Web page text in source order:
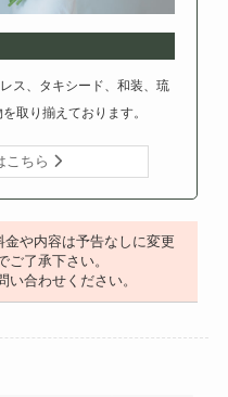
ス、タキシード、和装、琉
取り揃えております。
こちら
や内容は予告なしに変更
了承下さい。
い合わせください。